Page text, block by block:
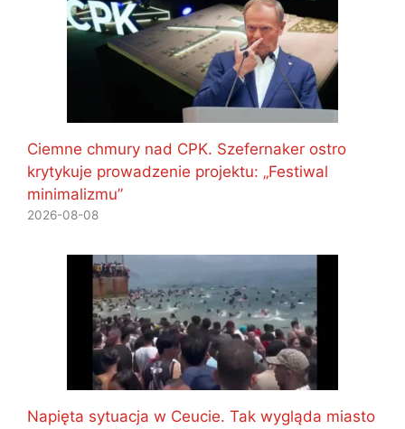
Ciemne chmury nad CPK. Szefernaker ostro
krytykuje prowadzenie projektu: „Festiwal
minimalizmu”
2026-08-08
Napięta sytuacja w Ceucie. Tak wygląda miasto